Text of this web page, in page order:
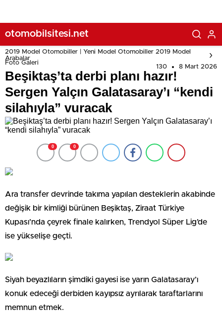
otomobilsitesi.net
2019 Model Otomobiller | Yeni Model Otomobiller 2019 Model
Arabalar
Foto Galeri
130 8 Mart 2026
Beşiktaş’ta derbi planı hazır!
Sergen Yalçın Galatasaray’ı “kendi
silahıyla” vuracak
0 0
Ara transfer devrinde takıma yapılan desteklerin akabinde
değişik bir kimliği bürünen Beşiktaş, Ziraat Türkiye
Kupası’nda çeyrek finale kalırken, Trendyol Süper Lig’de
ise yükselişe geçti.
Siyah beyazlıların şimdiki gayesi ise yarın Galatasaray’ı
konuk edeceği derbiden kayıpsız ayrılarak taraftarlarını
memnun etmek.